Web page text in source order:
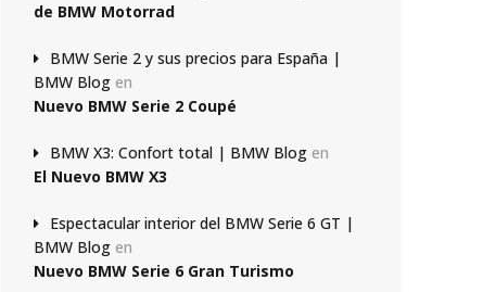
de BMW Motorrad
BMW Serie 2 y sus precios para España |
BMW Blog en
Nuevo BMW Serie 2 Coupé
BMW X3: Confort total | BMW Blog en
El Nuevo BMW X3
Espectacular interior del BMW Serie 6 GT |
BMW Blog en
Nuevo BMW Serie 6 Gran Turismo